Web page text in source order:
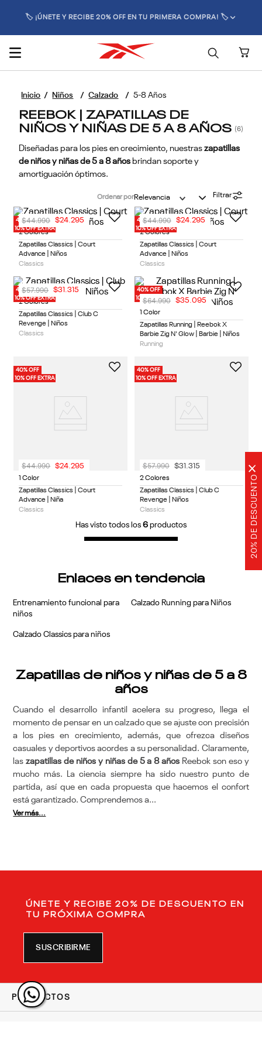
20% DE DESCUENTO
×
🏷️ ¡ÚNETE Y RECIBE 20% OFF EN TU PRIMERA COMPRA! 🏷️
Niños Calzado 5-8 Años
REEBOK | ZAPATILLAS DE
NIÑOS Y NIÑAS DE 5 A 8 AÑOS 6
Diseñadas para los pies en crecimiento, nuestraszapatillas
de niños y niñas de 5 a 8 años brindan soporte y
amortiguación óptimos.
Ordenar porRelevancia Filtrar
40% OFF
10% OFF EXTRA
2 Colores
Zapatillas Classics | Court
Advance | Niños
Classics
$44.990 $24.295
40% OFF
10% OFF EXTRA
2 Colores
Zapatillas Classics | Court
Advance | Niños
Classics
$44.990 $24.295
40% OFF
10% OFF EXTRA
2 Colores
Zapatillas Classics | Club C
Revenge | Niños
Classics
$57.990 $31 .315
40% OFF
10% OFF EXTRA
1 Color
Zapatillas Running | Reebok X
Barbie Zig N' Glow | Barbie | Niños
Running
$64.990 $35.095
40% OFF
10% OFF EXTRA
1 Color
Zapatillas Classics | Court
Advance | Niña
Classics
$44.990 $24.295
40% OFF
10% OFF EXTRA
2 Colores
Zapatillas Classics | Club C
Revenge | Niños
Classics
$57.990 $31 .315
Has visto todos los 6 productos
Enlaces en tendencia
Entrenamiento funcional para
niños
Calzado Running para Niños
Calzado Classics para niños
Zapatillas de niños y niñas de 5 a 8
años
Cuando el desarrollo infantil acelera su progreso, llega el
momento de pensar en un calzado que se ajuste con precisión
a los pies en crecimiento, además, que ofrezca diseños
casuales y deportivos acordes a su personalidad. Claramente,
laszapatillas de niños y niñas de 5 a 8 años Reebok son eso y
mucho más. La ciencia siempre ha sido nuestro punto de
partida, así que en cada propuesta que hacemos el confort
está garantizado. Comprendemos a...
Ver más...
ÚNETE Y RECIBE 20% DE DESCUENTO EN
TU PRÓXIMA COMPRA
SUSCRIBIRME
PRODUCTOS